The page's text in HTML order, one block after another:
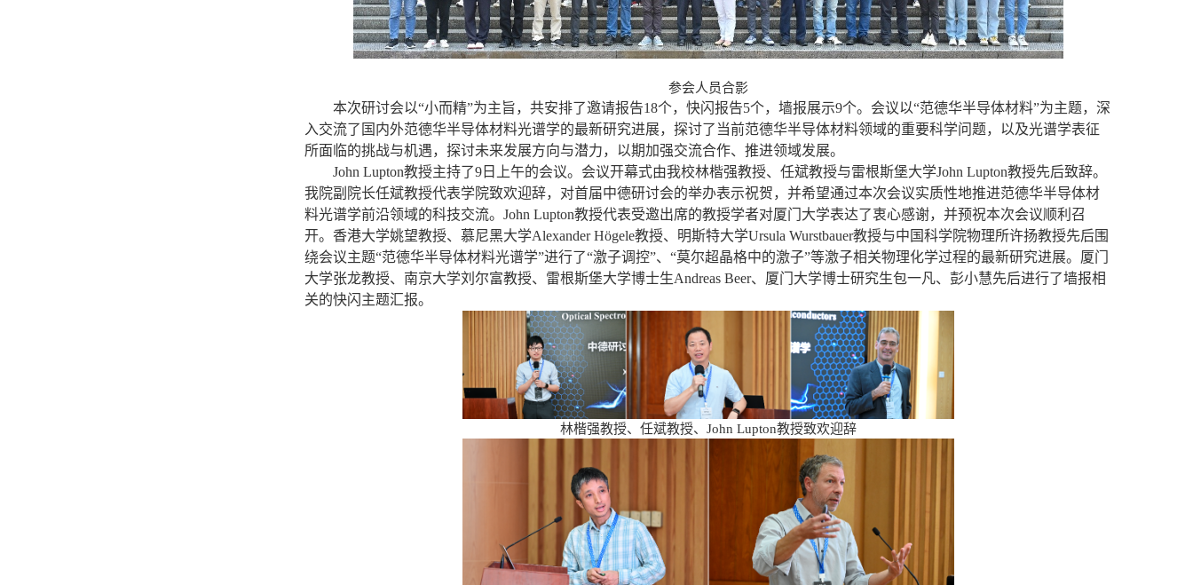
参会人员合影
本次研讨会以“小而精”为主旨，共安排了邀请报告18个，快闪报告5个，墙报展示9个。会议以“范德华半导体材料”为主题，深
入交流了国内外范德华半导体材料光谱学的最新研究进展，探讨了当前范德华半导体材料领域的重要科学问题，以及光谱学表征
所面临的挑战与机遇，探讨未来发展方向与潜力，以期加强交流合作、推进领域发展。
John Lupton教授主持了9日上午的会议。会议开幕式由我校林楷强教授、任斌教授与雷根斯堡大学John Lupton教授先后致辞。
我院副院长任斌教授代表学院致欢迎辞，对首届中德研讨会的举办表示祝贺，并希望通过本次会议实质性地推进范德华半导体材
料光谱学前沿领域的科技交流。 John Lupton教授代表受邀出席的教授学者对厦门大学表达了衷心感谢，并预祝本次会议顺利召
开。香港大学姚望教授、慕尼黑大学Alexander Högele教授、明斯特大学Ursula Wurstbauer教授与中国科学院物理所许扬教授先后围
绕会议主题“范德华半导体材料光谱学”进行了“激子调控”、“莫尔超晶格中的激子”等激子相关物理化学过程的最新研究进展。厦门
大学张龙教授、南京大学刘尔富教授、雷根斯堡大学博士生Andreas Beer、厦门大学博士研究生包一凡、彭小慧先后进行了墙报相
关的快闪主题汇报。
林楷强教授、任斌教授、John Lupton教授致欢迎辞